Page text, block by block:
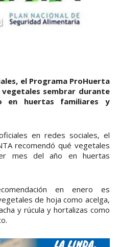
el Programa ProHuerta
sembrar durante
en huertas familiares y
en redes sociales, el
recomendó qué vegetales
mes del año en huertas
en enero es
de hoja como acelga,
y rúcula y hortalizas como